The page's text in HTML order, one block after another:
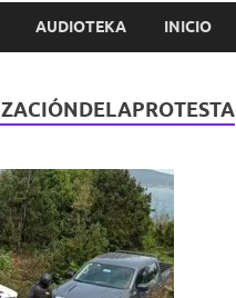
AUDIOTEKA INICIO